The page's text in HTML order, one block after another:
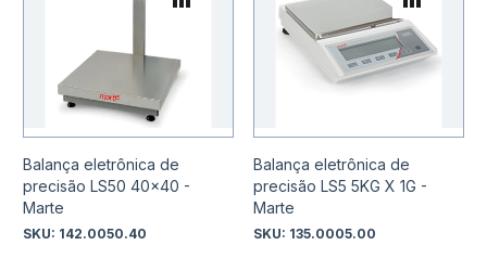
Balança eletrônica de
precisão LS50 40x40 -
Marte
SKU: 142.0050.40
Adicionar para Comparar
Balança eletrônica de
precisão LS5 5KG X 1G -
Marte
SKU: 135.0005.00